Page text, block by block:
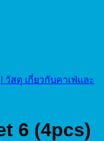
วัสดุ เกี่ยวกับคาเฟ่และ
6 (4pcs)